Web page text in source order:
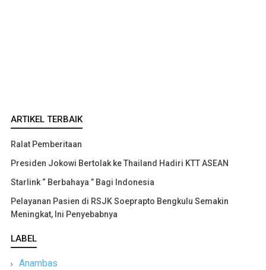
ARTIKEL TERBAIK
Ralat Pemberitaan
Presiden Jokowi Bertolak ke Thailand Hadiri KTT ASEAN
Starlink “ Berbahaya ” Bagi Indonesia
Pelayanan Pasien di RSJK Soeprapto Bengkulu Semakin
Meningkat, Ini Penyebabnya
LABEL
Anambas